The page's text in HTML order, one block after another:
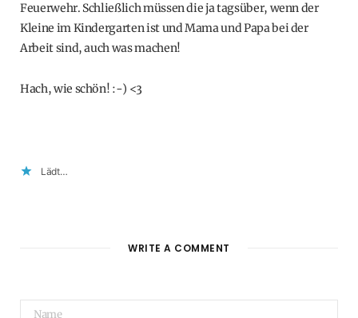
Feuerwehr. Schließlich müssen die ja tagsüber, wenn der
Kleine im Kindergarten ist und Mama und Papa bei der
Arbeit sind, auch was machen!
Hach, wie schön! :-) <3
Lädt…
WRITE A COMMENT